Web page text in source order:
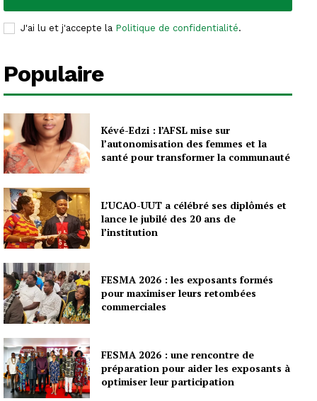
J'ai lu et j'accepte la Politique de confidentialité.
Populaire
Kévé-Edzi : l’AFSL mise sur
l’autonomisation des femmes et la
santé pour transformer la communauté
L’UCAO-UUT a célébré ses diplômés et
lance le jubilé des 20 ans de
l’institution
FESMA 2026 : les exposants formés
pour maximiser leurs retombées
commerciales
FESMA 2026 : une rencontre de
préparation pour aider les exposants à
optimiser leur participation